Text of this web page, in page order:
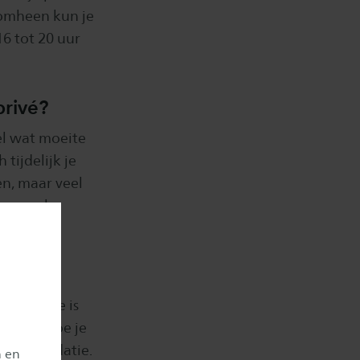
en
kun je
tot 20 uur
wat moeite
tijdelijk je
maar veel
als
is
en hoe je